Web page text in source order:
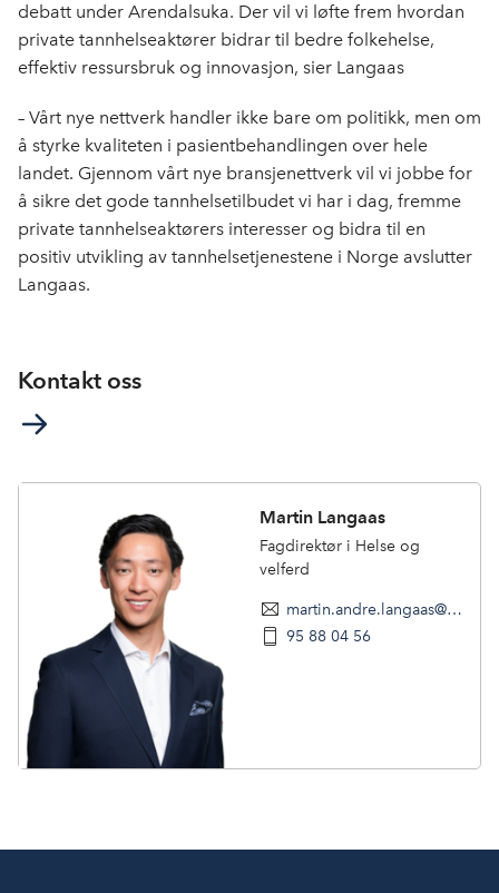
debatt under Arendalsuka. Der vil vi løfte frem hvordan
private tannhelseaktører bidrar til bedre folkehelse,
effektiv ressursbruk og innovasjon, sier Langaas
– Vårt nye nettverk handler ikke bare om politikk, men om
å styrke kvaliteten i pasientbehandlingen over hele
landet. Gjennom vårt nye bransjenettverk vil vi jobbe for
å sikre det gode tannhelsetilbudet vi har i dag, fremme
private tannhelseaktørers interesser og bidra til en
positiv utvikling av tannhelsetjenestene i Norge avslutter
Langaas.
Kontakt oss
Martin Langaas
Fagdirektør i Helse og
velferd
martin.andre.langaas@nhogeneo.no
95 88 04 56